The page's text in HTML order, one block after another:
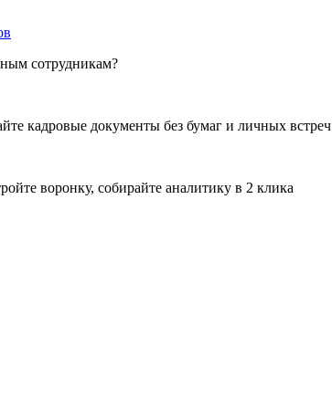
сотрудникам?
кадровые документы без бумаг и личных встреч
воронку, собирайте аналитику в 2 клика